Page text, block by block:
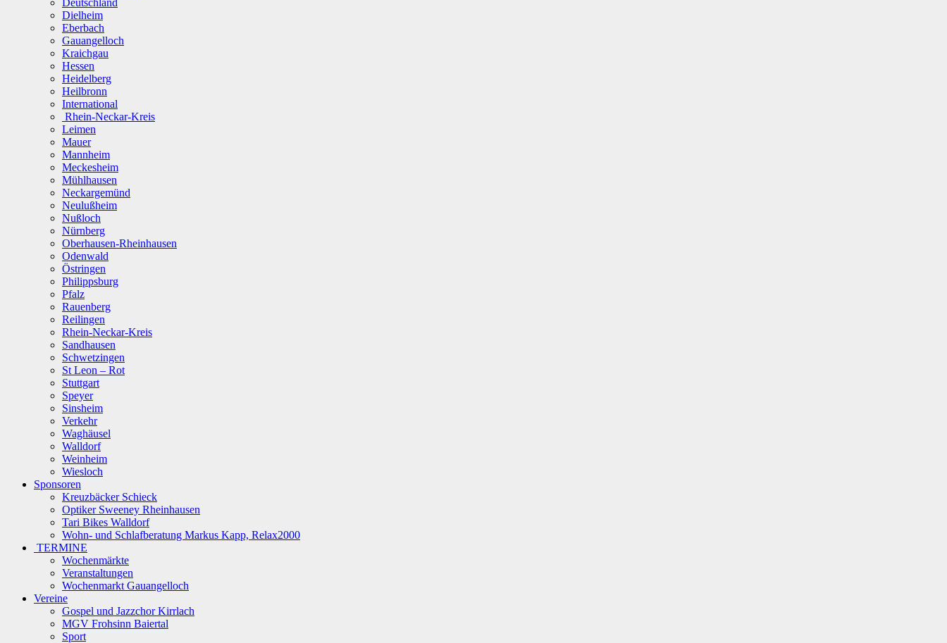
Deutschland
Dielheim
Eberbach
Gauangelloch
Kraichgau
Hessen
Heidelberg
Heilbronn
International
Rhein-Neckar-Kreis
Leimen
Mauer
Mannheim
Meckesheim
Mühlhausen
Neckargemünd
Neulußheim
Nußloch
Nürnberg
Oberhausen-Rheinhausen
Odenwald
Östringen
Philippsburg
Pfalz
Rauenberg
Reilingen
Rhein-Neckar-Kreis
Sandhausen
Schwetzingen
St Leon – Rot
Stuttgart
Speyer
Sinsheim
Verkehr
Waghäusel
Walldorf
Weinheim
Wiesloch
Sponsoren
Kreuzbäcker Schieck
Optiker Sweeney Rheinhausen
Tari Bikes Walldorf
Wohn- und Schlafberatung Markus Kapp, Relax2000
TERMINE
Wochenmärkte
Veranstaltungen
Wochenmarkt Gauangelloch
Vereine
Gospel und Jazzchor Kirrlach
MGV Frohsinn Baiertal
Sport